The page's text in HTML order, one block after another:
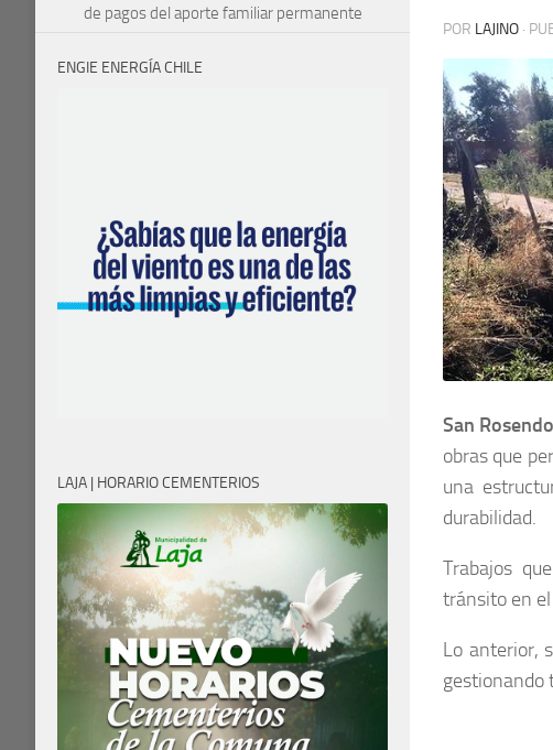
POR LAJINO ·
San
obras que
una
durabilidad.
Trabajos
tránsito en
Lo anterior,
gestionando
de pagos del aporte familiar permanente
ENGIE ENERGÍA CHILE
LAJA | HORARIO CEMENTERIOS